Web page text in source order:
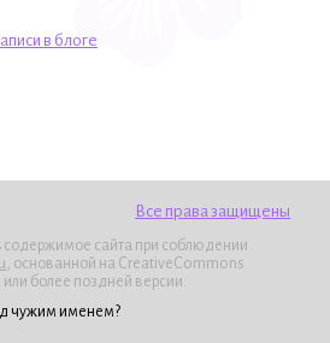
в блоге
Все права защищены
содержимое сайта при соблюдении
, основанной на CreativeCommons
более поздней версии.
чужим именем?